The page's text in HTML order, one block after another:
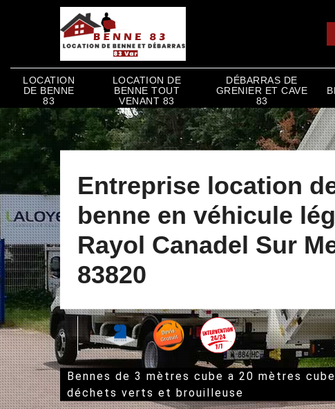
LOCATION
DE BENNE
83
LOCATION DE
BENNE TOUT
VENANT 83
DÉBARRAS DE
GRENIER ET CAVE
83
Entreprise location
benne en véhicule
Rayol Canadel Sur
83820
Bennes de 3 mètres cube a 20 mètres
déchets verts et brouilleuse